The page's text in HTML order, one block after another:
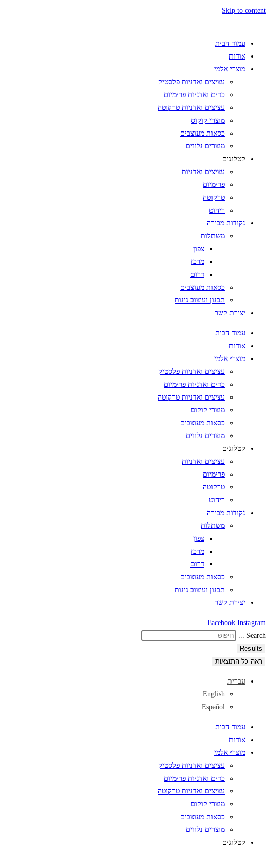
Skip to content
עמוד הבית
אודות
מוצרי אלמי
עציצים ואדניות פלסטיק
כדים ואדניות פרימיום
עציצים ואדניות טרקוטה
מוצרי קוקוס
כסאות מעוצבים
מוצרים נלווים
קטלוגים
עציצים ואדניות
פרימיום
טרקוטה
ריהוט
נקודות מכירה
משתלות
צפון
מרכז
דרום
כסאות מעוצבים
תכנון ועיצוב גינות
יצירת קשר
עמוד הבית
אודות
מוצרי אלמי
עציצים ואדניות פלסטיק
כדים ואדניות פרימיום
עציצים ואדניות טרקוטה
מוצרי קוקוס
כסאות מעוצבים
מוצרים נלווים
קטלוגים
עציצים ואדניות
פרימיום
טרקוטה
ריהוט
נקודות מכירה
משתלות
צפון
מרכז
דרום
כסאות מעוצבים
תכנון ועיצוב גינות
יצירת קשר
Facebook Instagram
Search ...
Results
ראה כל התוצאות
עברית
English
Español
עמוד הבית
אודות
מוצרי אלמי
עציצים ואדניות פלסטיק
כדים ואדניות פרימיום
עציצים ואדניות טרקוטה
מוצרי קוקוס
כסאות מעוצבים
מוצרים נלווים
קטלוגים